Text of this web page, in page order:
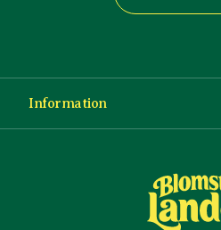
Information
Köp- och leveransvillkor